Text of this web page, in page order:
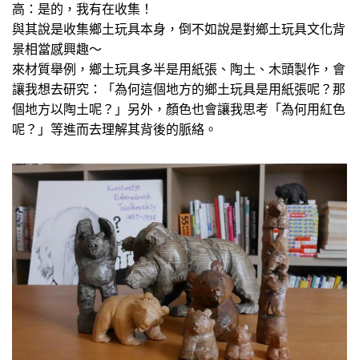
高：是的，我有在收集！
與其說是收集鄉土玩具本身，倒不如說是對鄉土玩具文化背
景相當感興趣～
來材質舉例，鄉土玩具多半是用紙張、陶土、木頭製作，會
讓我想去研究：「為何這個地方的鄉土玩具是用紙張呢？那
個地方以陶土呢？」另外，顏色也會讓我思考「為何用紅色
呢？」等進而去理解其背後的脈絡。